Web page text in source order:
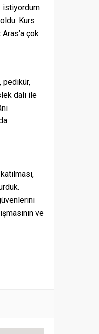
istiyordum
Kurs
çok
pedikür,
dalı ile
ve